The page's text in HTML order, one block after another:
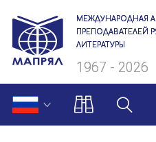
МЕЖДУНАРОДНАЯ
ПРЕПОДАВАТЕЛЕЙ
ЛИТЕРАТУРЫ
1967 - 2026